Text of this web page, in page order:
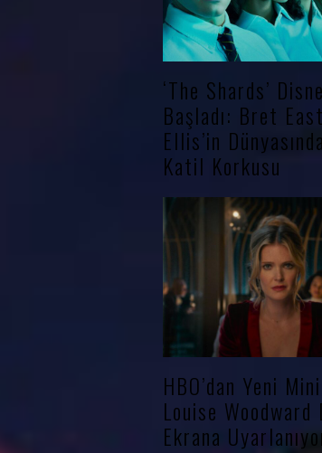
‘The Shards’
Başladı: Bret
Ellis’in
Katil Korkusu
HBO’dan Yeni
Louise Woodward
Ekrana